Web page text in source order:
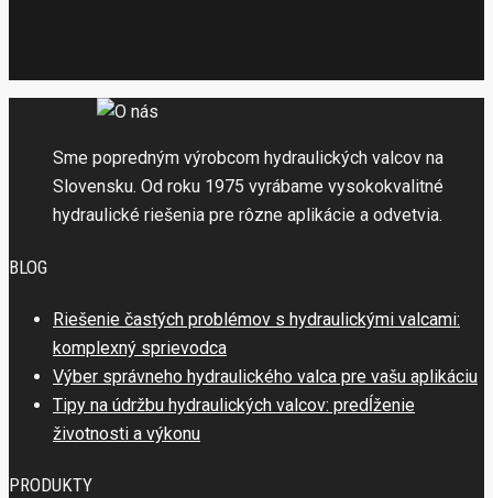
Sme popredným výrobcom hydraulických valcov na
Slovensku. Od roku 1975 vyrábame vysokokvalitné
hydraulické riešenia pre rôzne aplikácie a odvetvia.
BLOG
Riešenie častých problémov s hydraulickými valcami:
komplexný sprievodca
Výber správneho hydraulického valca pre vašu aplikáciu
Tipy na údržbu hydraulických valcov: predĺženie
životnosti a výkonu
PRODUKTY